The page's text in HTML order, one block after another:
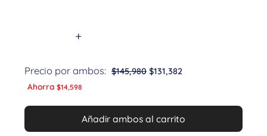
+
Precio por ambos: $145,980 $131,382
Ahorra $14,598
Añadir ambos al carrito